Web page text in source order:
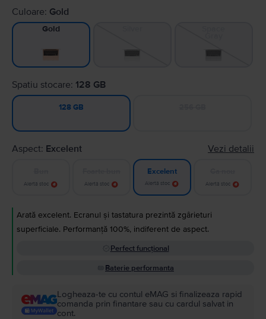
Culoare: Gold
Gold
Spatiu stocare: 128 GB
128 GB
Aspect: Excelent Vezi detalii
Alertă stoc Alertă stoc
Excelent
Alertă stoc Alertă stoc
Arată excelent. Ecranul și tastatura prezintă zgârieturi
superficiale. Performanță 100%, indiferent de aspect.
Perfect funcțional
Baterie performanta
Logheaza-te cu contul eMAG si finalizeaza rapid
comanda prin finantare sau cu cardul salvat in
cont.